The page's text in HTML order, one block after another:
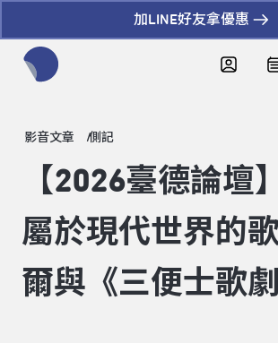
加LINE好友拿優惠
影音文章 側記
【2026臺德論壇
屬於現代世界的
爾與《三便士歌劇